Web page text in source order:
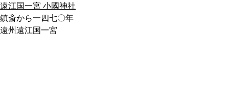
遠江国一宮 小國神社
鎮斎から一四七〇年
遠州遠江国一宮